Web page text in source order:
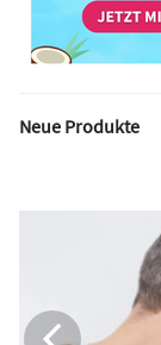
Neue Produkte